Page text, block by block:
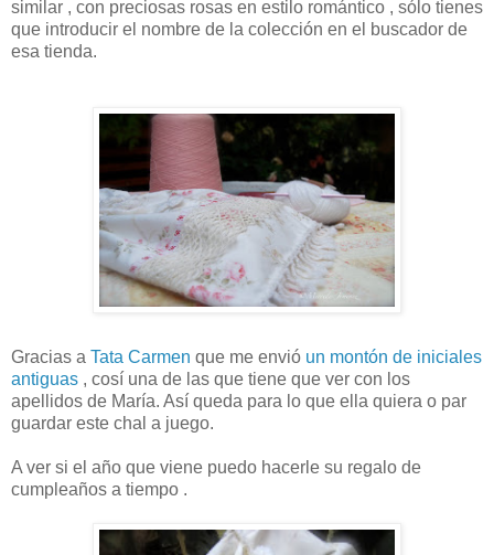
similar , con preciosas rosas en estilo romántico , sólo tienes
que introducir el nombre de la colección en el buscador de
esa tienda.
Gracias a Tata Carmen que me envió un montón de iniciales
antiguas , cosí una de las que tiene que ver con los
apellidos de María. Así queda para lo que ella quiera o par
guardar este chal a juego.
A ver si el año que viene puedo hacerle su regalo de
cumpleaños a tiempo .